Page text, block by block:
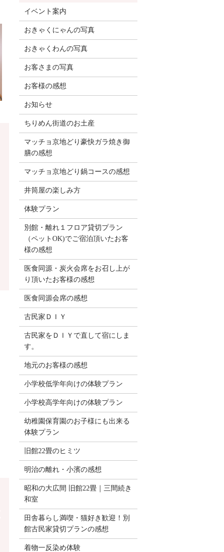
イベント案内
おきゃくにゃんの写真
おきゃくわんの写真
お客さまの写真
お客様の感想
お知らせ
ちりめん街道のお土産
マッチョ京地どり豪快ガラ焼き御
膳の感想
マッチョ京地どり鍋コースの感想
井筒屋の楽しみ方
体験プラン
別館・離れ１フロア貸切プラン
（ペットOK)でご宿泊頂いたお客
様の感想
医食同源・炭火会席をお召し上が
り頂いたお客様の感想
医食同源会席の感想
古民家ＤＩＹ
古民家をＤＩＹで直して宿にしま
す。
地元のお客様の感想
小学校低学年向けの体験プラン
小学校高学年向けの体験プラン
幼稚園保育園のお子様にも出来る
体験プラン
旧館22畳のヒミツ
明治の離れ・小濱の感想
昭和の大広間 旧館22畳｜三間続き
和室
田舎暮らし満喫・猫好き歓迎！別
館古民家貸切プランの感想
着物一反染め体験